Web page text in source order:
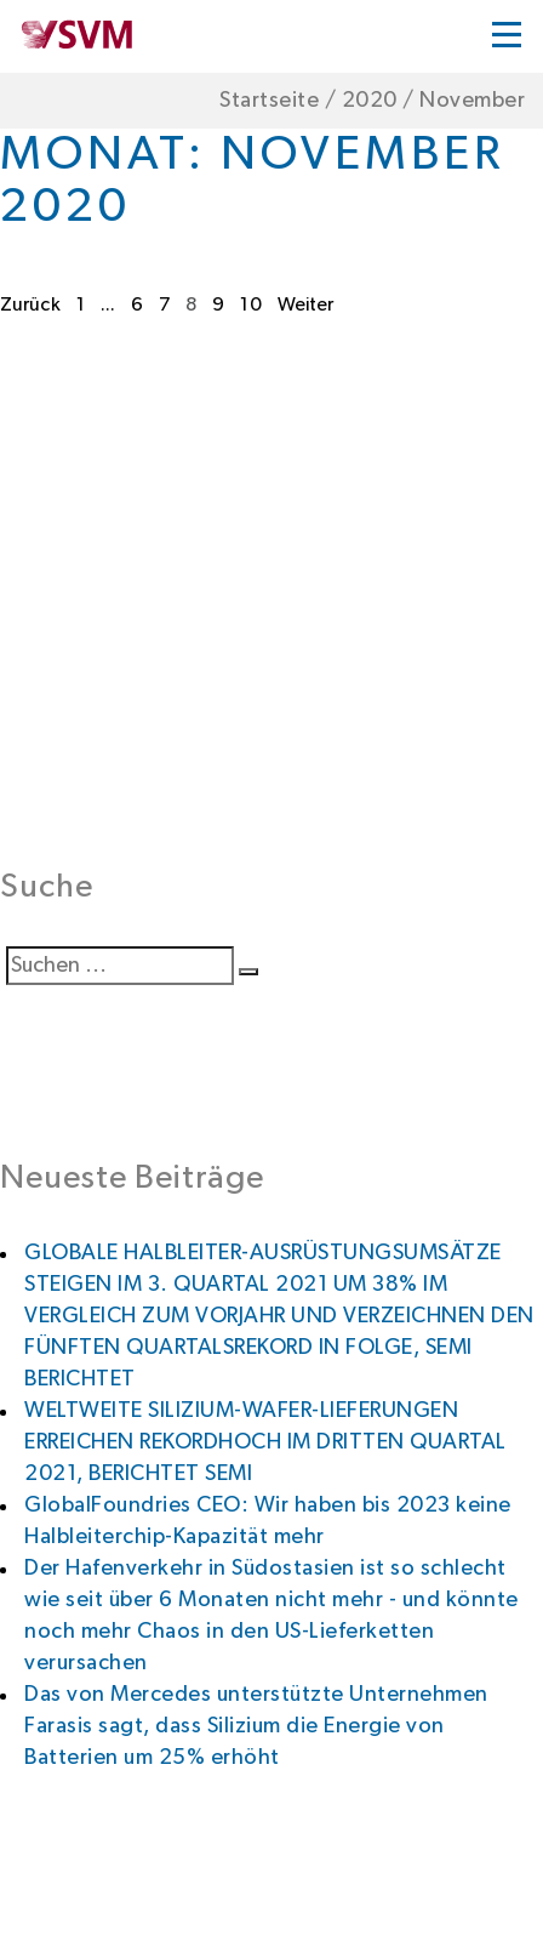
Startseite / 2020 / November
MONAT:
NOVEMBER
2020
Paginierung
Zurück 1 ... 6 7 8 9 10 Weiter
Suche
Suchen
Neueste Beiträge
GLOBALE HALBLEITER-AUSRÜSTUNGSUMSÄTZE
STEIGEN IM 3. QUARTAL 2021 UM 38% IM
VERGLEICH ZUM VORJAHR UND VERZEICHNEN DEN
FÜNFTEN QUARTALSREKORD IN FOLGE, SEMI
BERICHTET
WELTWEITE SILIZIUM-WAFER-LIEFERUNGEN
ERREICHEN REKORDHOCH IM DRITTEN QUARTAL
2021, BERICHTET SEMI
GlobalFoundries CEO: Wir haben bis 2023 keine
Halbleiterchip-Kapazität mehr
Der Hafenverkehr in Südostasien ist so schlecht
wie seit über 6 Monaten nicht mehr - und könnte
noch mehr Chaos in den US-Lieferketten
verursachen
Das von Mercedes unterstützte Unternehmen
Farasis sagt, dass Silizium die Energie von
Batterien um 25% erhöht